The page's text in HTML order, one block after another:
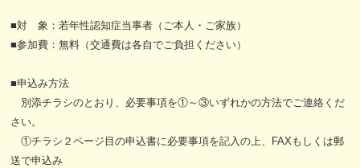
■対 象：若年性認知症当事者（ご本人・ご家族）
■参加費：無料（交通費は各自でご負担ください）
■申込み方法
別添チラシのとおり、必要事項を①～③いずれかの方法でご連絡くだ
さい。
①チラシ２ページ目の申込書に必要事項を記入の上、FAXもしくは郵
送で申込み